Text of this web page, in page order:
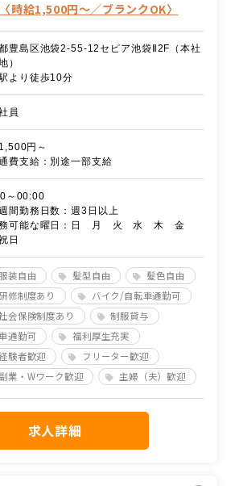
時給1,500円～／ブランクOK〉
豊島区池袋2-55-12セピア池袋Ⅱ2F（本社
）
より徒歩10分
員
円～
費支給：別途一部支給
～00:00
間勤務日数：週3日以上
可能な曜日：日 月 火 水 木 金
日
装自由 髪型自由
髪色自由
修制度あり
バイク/自転車通勤可
会保険制度あり
制服貸与
通勤可
福利厚生充実
験者歓迎
フリーター歓迎
副業・Wワーク歓迎
主婦（夫）歓迎
求人詳細